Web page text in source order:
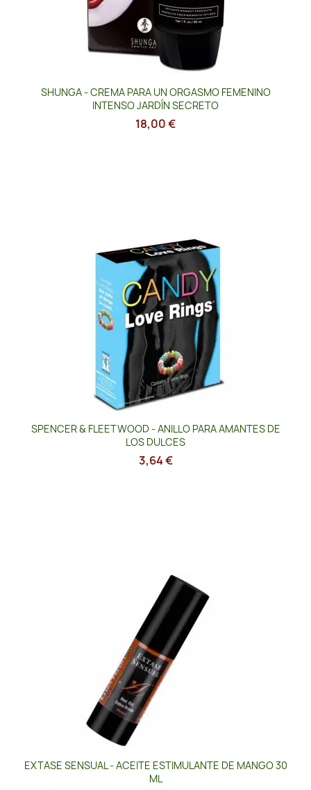
SHUNGA - CREMA PARA UN ORGASMO FEMENINO
INTENSO JARDÍN SECRETO
18,00 €
SPENCER & FLEETWOOD - ANILLO PARA AMANTES DE
LOS DULCES
3,64 €
EXTASE SENSUAL - ACEITE ESTIMULANTE DE MANGO 30
ML